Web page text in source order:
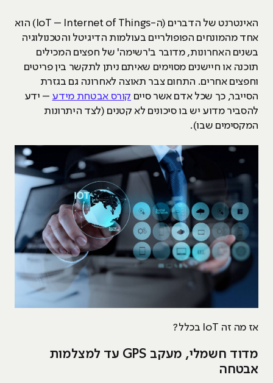
האינטרנט של הדברים (ה-IoT – Internet of Things) הוא
אחד מהמונחים הפופולריים בעולמות הדיגיטל והטכנולוגיה
בשנים האחרונות, מדובר ב'רשימה' של חפצים המכילים
תוכנה או חיישנים מסוימים שאיתם ניתן לתקשר בין פריטים
וחפצים אחרים. התחום צבר תאוצה לאחרונה גם בגזרת
הסייבר, כך שכל אדם אשר סיים קורס אבטחת מידע – ידע
להסביר מדוע יש בו סיכונים לא קטנים (לצד היתרונות
המקסימים שבו).
אז מה זה IoT בכלל?
מדוד חשמלי, מעקב GPS עד למצלמות
אבטחה